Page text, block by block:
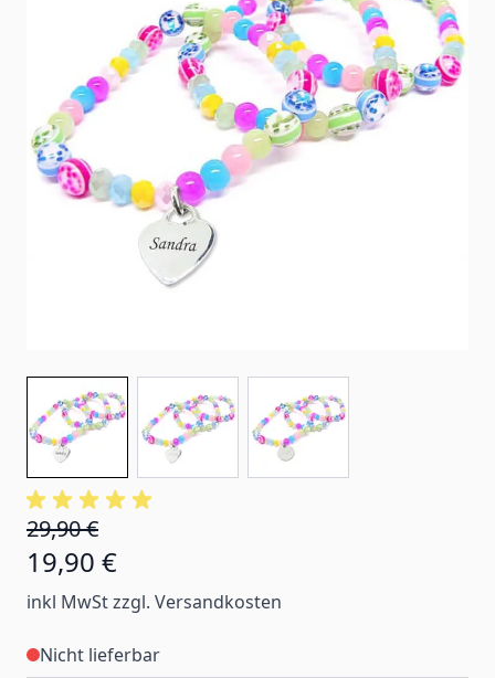
29,90 €
19,90 €
inkl MwSt zzgl. Versandkosten
Nicht lieferbar